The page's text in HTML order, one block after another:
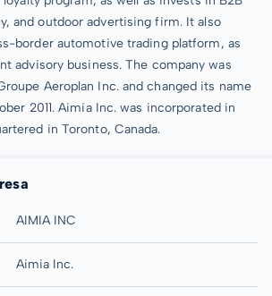
and outdoor advertising firm. It also
border automotive trading platform, as
advisory business. The company was
Aeroplan Inc. and changed its name
2011. Aimia Inc. was incorporated in
in Toronto, Canada.
AIMIA INC
Aimia Inc.